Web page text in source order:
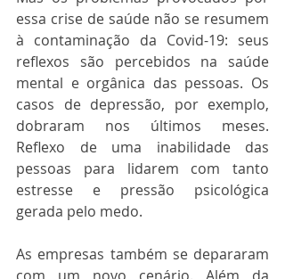
essa crise de saúde não se resumem
à contaminação da Covid-19: seus
reflexos são percebidos na saúde
mental e orgânica das pessoas. Os
casos de depressão, por exemplo,
dobraram nos últimos meses.
Reflexo de uma inabilidade das
pessoas para lidarem com tanto
estresse e pressão psicológica
gerada pelo medo.
As empresas também se depararam